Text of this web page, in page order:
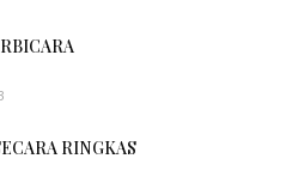
RINGKAS